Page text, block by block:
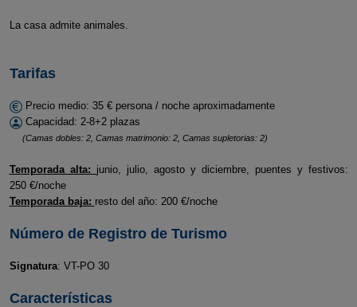
La casa admite animales.
Tarifas
Precio medio: 35 € persona / noche aproximadamente
Capacidad: 2-8+2 plazas
(Camas dobles: 2, Camas matrimonio: 2, Camas supletorias: 2)
Temporada alta: junio, julio, agosto y diciembre, puentes y festivos:
250 €/noche
Temporada baja: resto del año: 200 €/noche
Número de Registro de Turismo
Signatura: VT-PO 30
Características